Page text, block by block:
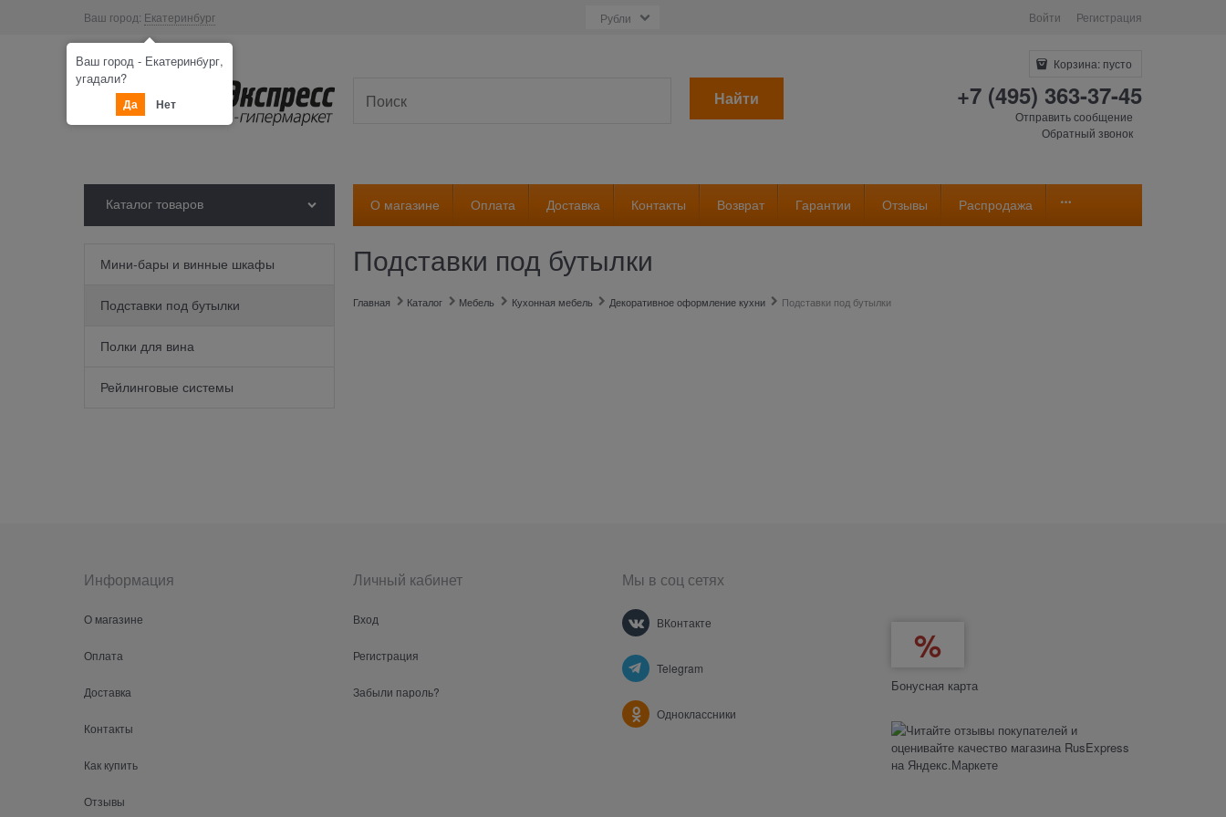
Ваш город: Екатеринбург Войти Регистрация
Найти
Корзина: пусто
+7 (495) 363-37-45
Отправить сообщение
Обратный звонок
Каталог товаров О магазине Оплата Доставка Контакты Возврат Гарантии Отзывы Распродажа
Мини-бары и винные шкафы
Подставки под бутылки
Полки для вина
Рейлинговые системы
Подставки под бутылки
Главная Каталог Мебель Кухонная мебель Декоративное оформление кухни Подставки под бутылки
Информация
О магазине
Оплата
Доставка
Контакты
Как купить
Отзывы
Личный кабинет
Вход
Регистрация
Забыли пароль?
Мы в соц сетях
ВКонтакте
Telegram
Одноклассники
Бонусная карта
Ваш город - Екатеринбург,
угадали?
Да Нет